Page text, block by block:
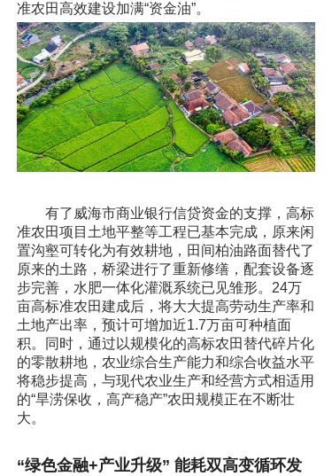
准农田高效建设加满“资金油”。
有了威海市商业银行信贷资金的支撑，高标
准农田项目土地平整等工程已基本完成，原来闲
置沟壑可转化为有效耕地，田间柏油路面替代了
原来的土路，桥梁进行了重新修缮，配套设备逐
步完善，水肥一体化灌溉系统已见雏形。24万
亩高标准农田建成后，将大大提高劳动生产率和
土地产出率，预计可增加近1.7万亩可种植面
积。同时，通过以规模化的高标农田替代碎片化
的零散耕地，农业综合生产能力和综合收益水平
将稳步提高，与现代农业生产和经营方式相适用
的“旱涝保收，高产稳产”农田规模正在不断壮
大。
“绿色金融+产业升级” 能耗双高变循环发